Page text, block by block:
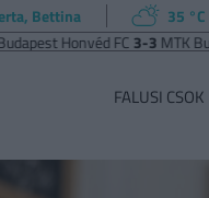
Bettina 35 °C
Honvéd FC3-3MTK Budapest
FALUSI CSOK